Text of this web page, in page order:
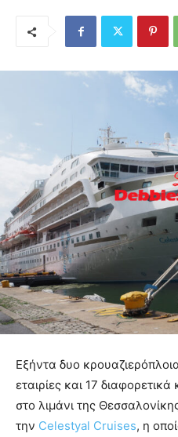
Εξήντα δυο
εταιρίες και 17
στο λιμάνι της
την Celestyal Cruises, η